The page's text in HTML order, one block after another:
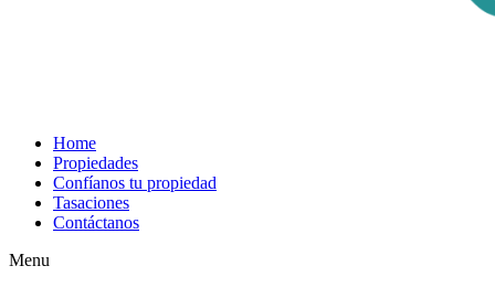
Home
Propiedades
Confíanos tu propiedad
Tasaciones
Contáctanos
Menu